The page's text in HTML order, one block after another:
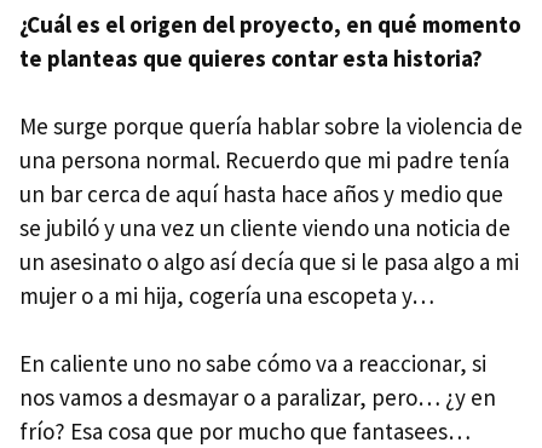
¿Cuál es el origen del proyecto, en qué momento
te planteas que quieres contar esta historia?
Me surge porque quería hablar sobre la violencia de
una persona normal. Recuerdo que mi padre tenía
un bar cerca de aquí hasta hace años y medio que
se jubiló y una vez un cliente viendo una noticia de
un asesinato o algo así decía que si le pasa algo a mi
mujer o a mi hija, cogería una escopeta y…
En caliente uno no sabe cómo va a reaccionar, si
nos vamos a desmayar o a paralizar, pero… ¿y en
frío? Esa cosa que por mucho que fantasees…